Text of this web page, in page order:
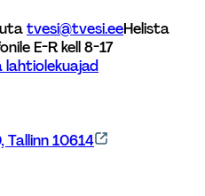
tvesi@tvesi.eeHelista
E-R kell 8-17
lahtiolekuajad
Tallinn 10614